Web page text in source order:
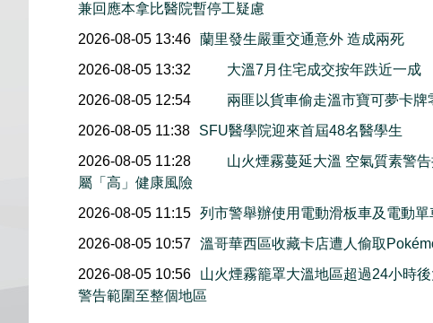
兼回應本拿比醫院暫停工疑慮
2026-08-05 13:46 蘭里發生嚴重交通意外 造成兩死
2026-08-05 13:32
大溫7月住宅成交按年跌近一成
2026-08-05 12:54
兩匪以貨車偷走溫市寶可夢卡牌
2026-08-05 11:38
SFU醫學院迎來首屆48名醫學生
2026-08-05 11:28
山火煙霧蔓延大溫 空氣質素警
屬「高」健康風險
2026-08-05 11:15 列市警舉辦使用電動滑板車及電動單
2026-08-05 10:57 溫哥華西區收藏卡店遭人偷取
2026-08-05 10:56
山火煙霧籠罩大溫地區超過24小時
警告範圍至整個地區